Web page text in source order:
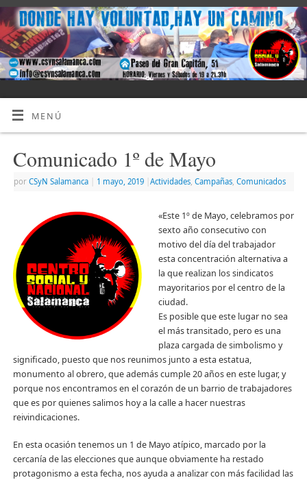
MENÚ
Comunicado 1º de Mayo
por CSyN Salamanca 1 mayo, 2019 Actividades, Campañas, Comunicados
«Este 1º de Mayo, celebramos por
sexto año consecutivo con
motivo del día del trabajador
esta concentración alternativa a
la que realizan los sindicatos
mayoritarios por el centro de la
ciudad.
Es posible que este lugar no sea
el más transitado, pero es una
plaza cargada de simbolismo y
significado, puesto que nos reunimos junto a esta estatua,
monumento al obrero, que además cumple 20 años en este lugar, y
porque nos encontramos en el corazón de un barrio de trabajadores
que es por quienes salimos hoy a la calle a hacer nuestras
reivindicaciones.
En esta ocasión tenemos un 1 de Mayo atípico, marcado por la
cercanía de las elecciones que aunque obviamente ha restado
protagonismo a esta fecha, nos ayuda a analizar con más facilidad las